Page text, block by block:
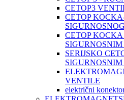
CETOP3
CETOP
CETOP KOCKA
SERIJSKO
VENTILE
električni